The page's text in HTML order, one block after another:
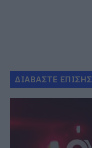
ΔΙΑΒΑΣΤΕ ΕΠΙΣΗΣ